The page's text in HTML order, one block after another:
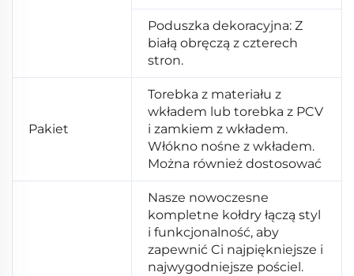
Poduszka dekoracyjna: Z
białą obręczą z czterech
stron.
Pakiet
Torebka z materiału z
wkładem lub torebka z PCV
i zamkiem z wkładem.
Włókno nośne z wkładem.
Można również dostosować
Nasze nowoczesne
kompletne kołdry łączą styl
i funkcjonalność, aby
zapewnić Ci najpiękniejsze i
najwygodniejsze pościel.